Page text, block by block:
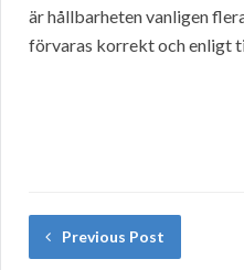
är hållbarheten vanligen
förvaras korrekt och enligt
Previous Post